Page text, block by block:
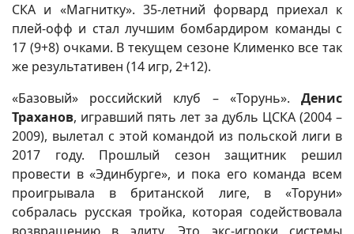
СКА и «Магнитку». 35-летний форвард приехал к
плей-офф и стал лучшим бомбардиром команды с
17 (9+8) очками. В текущем сезоне Клименко все так
же результативен (14 игр, 2+12).
«Базовый» российский клуб – «Торунь». Денис
Траханов, игравший пять лет за дубль ЦСКА (2004 –
2009), вылетал с этой командой из польской лиги в
2017 году. Прошлый сезон защитник решил
провести в «Эдинбурге», и пока его команда всем
проигрывала в британской лиге, в «Торуни»
собралась русская тройка, которая содействовала